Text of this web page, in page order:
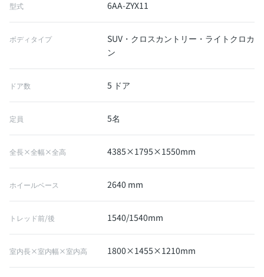
型式 6AA-ZYX11
ボディタイプ
SUV・クロスカントリー・ライトクロカ
ン
ドア数 5 ドア
定員 5名
全長×全幅×全高 4385×1795×1550mm
ホイールベース 2640 mm
トレッド前/後 1540/1540mm
室内長×室内幅×室内高 1800×1455×1210mm